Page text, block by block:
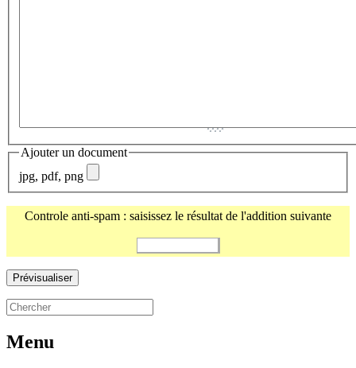
Ajouter un document
jpg, pdf, png
Controle anti-spam : saisissez le résultat de l'addition suivante
Menu